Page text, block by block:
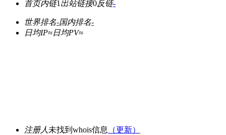
首页内链1 出站链接0反链-
世界排名-国内排名-
日均IP≈日均PV≈
注册人 未找到whois信息 （更新）